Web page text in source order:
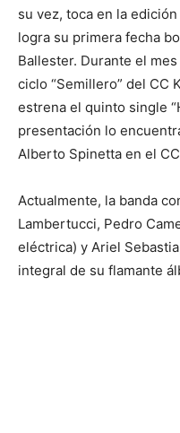
su vez, toca en la
logra su primera fecha
Ballester. Durante el
ciclo “Semillero” del CC
estrena el quinto single
presentación lo
Alberto Spinetta en el
Actualmente, la banda
Lambertucci, Pedro
eléctrica) y Ariel
integral de su flamante